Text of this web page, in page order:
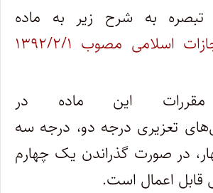
به شرح زیر به ماده
اسلامی مصوب ۱۳۹۲/۲/۱
مقررات این ماده در
تعزیری درجه دو، درجه سه
در صورت گذراندن یک چهارم
اعمال است.